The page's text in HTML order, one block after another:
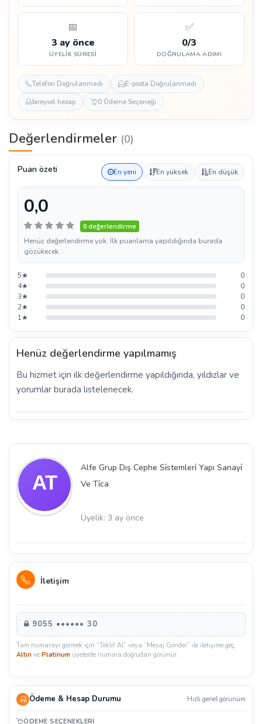
📅
3 ay önce
ÜYELIK SÜRESI
✅
0/3
DOĞRULAMA ADIMI
Telefon Doğrulanmadı
E-posta Doğrulanmadı
bireysel hesap
0 Ödeme Seçeneği
Değerlendirmeler (0)
Puan özeti En yeni En yüksek En düşük
0,0
0 değerlendirme
Henüz değerlendirme yok. İlk puanlama yapıldığında burada
gözükecek.
5★
0
4★
0
3★
0
2★
0
1★
0
Henüz değerlendirme yapılmamış
Bu hizmet için ilk değerlendirme yapıldığında, yıldızlar ve
yorumlar burada listelenecek.
Alfe Grup Dış Cephe Si̇stemleri̇ Yapı Sanayi̇
Ve Ti̇ca
Üyelik: 3 ay önce
İletişim
9055 •••••• 30
Tam numarayı görmek için “Teklif Al” veya “Mesaj Gönder” ile iletişime geç.
Altın ve Platinum üyelerde numara doğrudan görünür.
Ödeme & Hesap Durumu Hızlı genel görünüm
ÖDEME SEÇENEKLERI